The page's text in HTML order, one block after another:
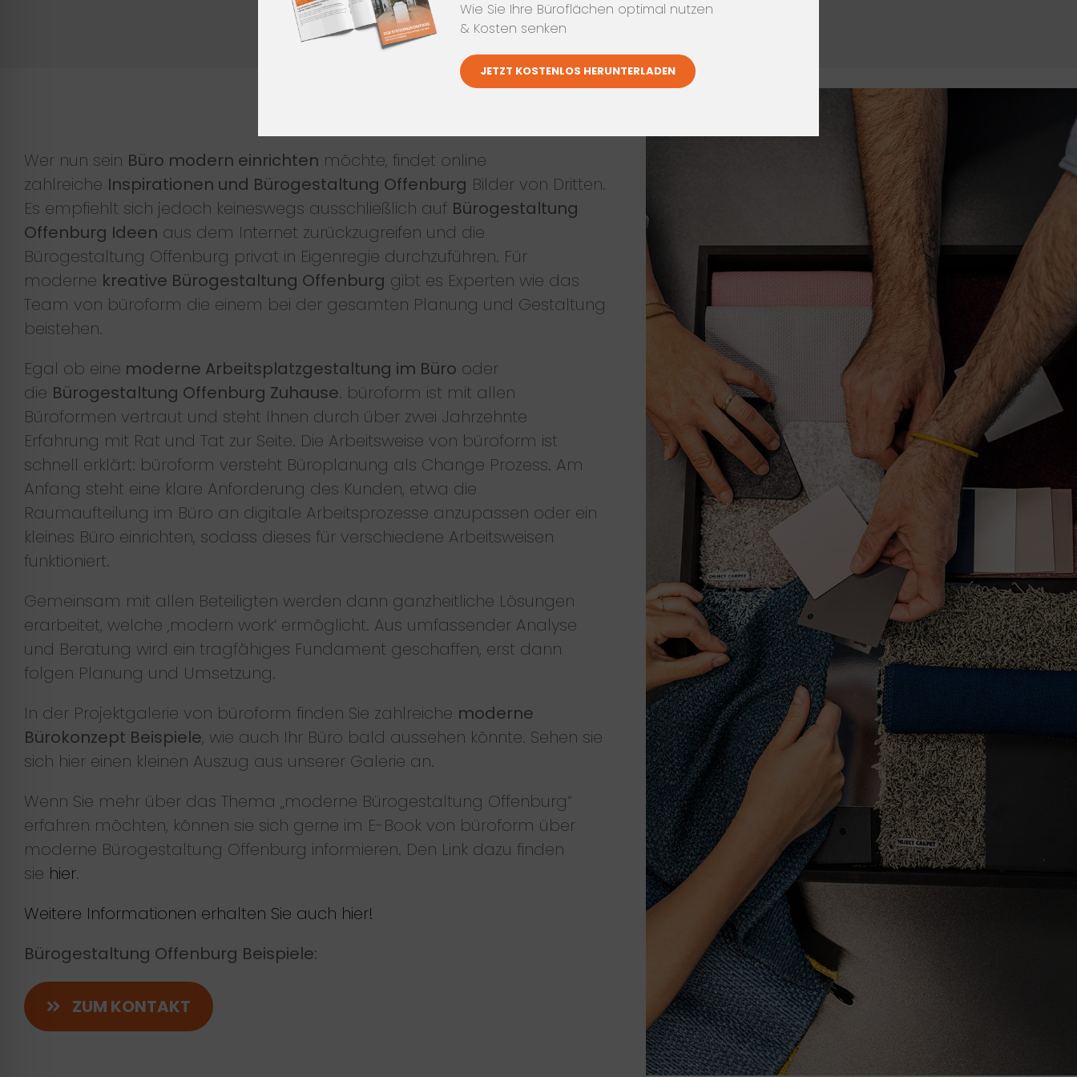
Wer nun sein Büro modern einrichten möchte, findet online
zahlreiche Inspirationen und Bürogestaltung Offenburg Bilder von Dritten.
Es empfiehlt sich jedoch keineswegs ausschließlich auf Bürogestaltung
Offenburg Ideen aus dem Internet zurückzugreifen und die
Bürogestaltung Offenburg privat in Eigenregie durchzuführen. Für
moderne kreative Bürogestaltung Offenburg gibt es Experten wie das
Team von büroform die einem bei der gesamten Planung und Gestaltung
beistehen.
Egal ob eine moderne Arbeitsplatzgestaltung im Büro oder
die Bürogestaltung Offenburg Zuhause. büroform ist mit allen
Büroformen vertraut und steht Ihnen durch über zwei Jahrzehnte
Erfahrung mit Rat und Tat zur Seite. Die Arbeitsweise von büroform ist
schnell erklärt: büroform versteht Büroplanung als Change Prozess. Am
Anfang steht eine klare Anforderung des Kunden, etwa die
Raumaufteilung im Büro an digitale Arbeitsprozesse anzupassen oder ein
kleines Büro einrichten, sodass dieses für verschiedene Arbeitsweisen
funktioniert.
Gemeinsam mit allen Beteiligten werden dann ganzheitliche Lösungen
erarbeitet, welche ‚modern work‘ ermöglicht. Aus umfassender Analyse
und Beratung wird ein tragfähiges Fundament geschaffen, erst dann
folgen Planung und Umsetzung.
In der Projektgalerie von büroform finden Sie zahlreiche moderne
Bürokonzept Beispiele, wie auch Ihr Büro bald aussehen könnte. Sehen sie
sich hier einen kleinen Auszug aus unserer Galerie an.
Wenn Sie mehr über das Thema „moderne Bürogestaltung Offenburg“
erfahren möchten, können sie sich gerne im E-Book von büroform über
moderne Bürogestaltung Offenburg informieren. Den Link dazu finden
sie hier.
Weitere Informationen erhalten Sie auch hier!
Bürogestaltung Offenburg Beispiele:
ZUM KONTAKT
Wie Sie Ihre Büroflächen optimal nutzen
& Kosten senken
JETZT KOSTENLOS HERUNTERLADEN